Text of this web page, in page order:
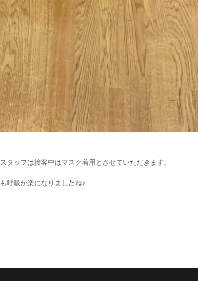
ッフは接客中はマスク着用とさせていただきます。
呼吸が楽になりましたね♪